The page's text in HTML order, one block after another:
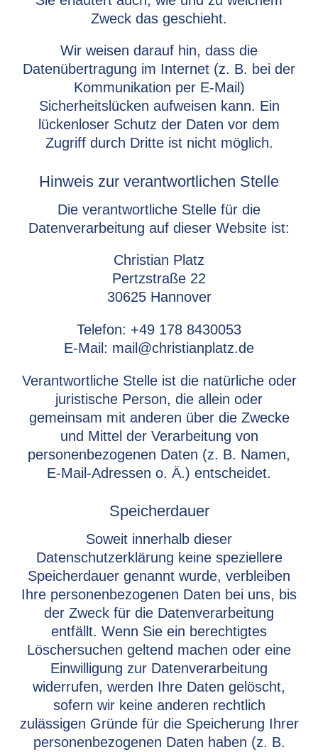
Zweck das geschieht.
Wir weisen darauf hin, dass die
Datenübertragung im Internet (z. B. bei der
Kommunikation per E-Mail)
Sicherheitslücken aufweisen kann. Ein
lückenloser Schutz der Daten vor dem
Zugriff durch Dritte ist nicht möglich.
Hinweis zur verantwortlichen Stelle
Die verantwortliche Stelle für die
Datenverarbeitung auf dieser Website ist:
Christian Platz
Pertzstraße 22
30625 Hannover
Telefon: +49 178 8430053
E-Mail: mail@christianplatz.de
Verantwortliche Stelle ist die natürliche oder
juristische Person, die allein oder
gemeinsam mit anderen über die Zwecke
und Mittel der Verarbeitung von
personenbezogenen Daten (z. B. Namen,
E-Mail-Adressen o. Ä.) entscheidet.
Speicherdauer
Soweit innerhalb dieser
Datenschutzerklärung keine speziellere
Speicherdauer genannt wurde, verbleiben
Ihre personenbezogenen Daten bei uns, bis
der Zweck für die Datenverarbeitung
entfällt. Wenn Sie ein berechtigtes
Löschersuchen geltend machen oder eine
Einwilligung zur Datenverarbeitung
widerrufen, werden Ihre Daten gelöscht,
sofern wir keine anderen rechtlich
zulässigen Gründe für die Speicherung Ihrer
personenbezogenen Daten haben (z. B.